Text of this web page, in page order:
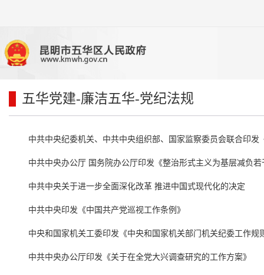
五华党建-廉洁五华-党纪法规
中共中央纪委机关、中共中央组织部、国家监察委员会联合印发
中共中央办公厅 国务院办公厅印发《整治形式主义为基层减负若
中共中央关于进一步全面深化改革 推进中国式现代化的决定
中共中央印发《中国共产党巡视工作条例》
中央和国家机关工委印发《中央和国家机关部门机关纪委工作规
中共中央办公厅印发《关于在全党大兴调查研究的工作方案》